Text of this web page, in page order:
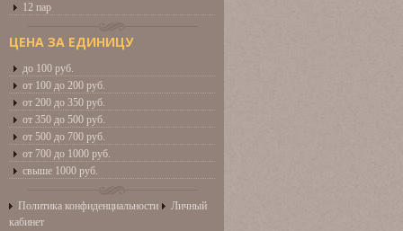
12 пар
ЦЕНА ЗА ЕДИНИЦУ
до 100 руб.
от 100 до 200 руб.
от 200 до 350 руб.
от 350 до 500 руб.
от 500 до 700 руб.
от 700 до 1000 руб.
свыше 1000 руб.
Политика конфиденциальности
Личный
кабинет